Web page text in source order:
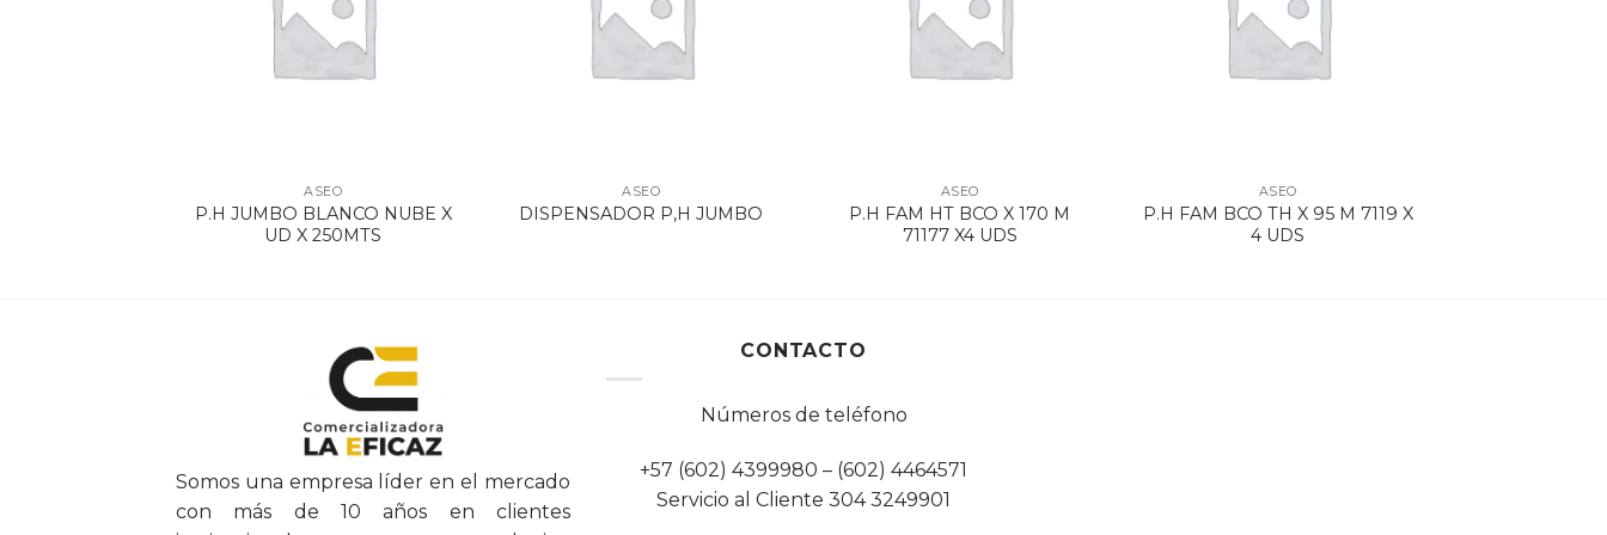
ASEO
P.H JUMBO BLANCO NUBE X
UD X 250MTS
ASEO
DISPENSADOR P,H JUMBO
ASEO
P.H FAM HT BCO X 170 M
71177 X4 UDS
ASEO
P.H FAM BCO TH X 95 M 7119 X
4 UDS
Somos una empresa líder en el mercado
con más de 10 años en clientes
CONTACTO
Números de teléfono
+57 (602) 4399980 – (602) 4464571
Servicio al Cliente 304 3249901